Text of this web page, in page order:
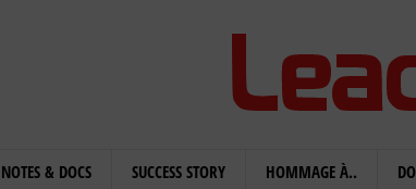
NOTES & DOCS SUCCESS STORY HOMMAGE À..